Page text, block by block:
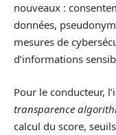
nouveaux :
données,
mesures de
d’informations
Pour le conducteur,
transparence
calcul du score,